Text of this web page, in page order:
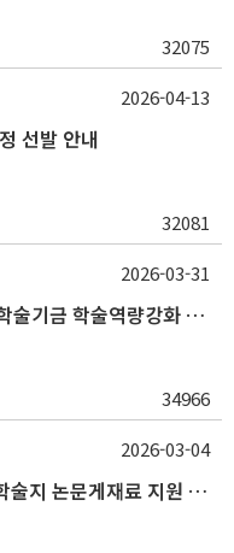
32075
선발 안내
32081
2026-04-13
[대학원생]2026학년도 1학기 현송학술기금 학술역량강화 사업 안내
34966
2026-03-31
2026학년도 인문대학 재학생 우수학술지 논문게재료 지원 안내
2026-03-04